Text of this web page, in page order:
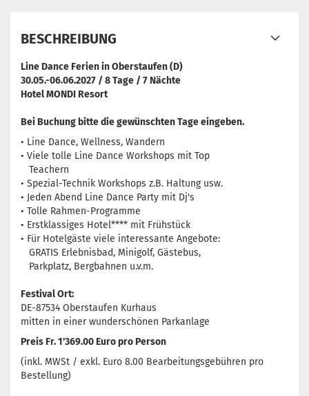
BESCHREIBUNG
Line Dance Ferien in Oberstaufen (D)
30.05.-06.06.2027 / 8 Tage / 7 Nächte
Hotel MONDI Resort
Bei Buchung bitte die gewünschten Tage eingeben.
• Line Dance, Wellness, Wandern
• Viele tolle Line Dance Workshops mit Top
Teachern
• Spezial-Technik Workshops z.B. Haltung usw.
• Jeden Abend Line Dance Party mit Dj's
• Tolle Rahmen-Programme
• Erstklassiges Hotel**** mit Frühstück
• Für Hotelgäste viele interessante Angebote:
GRATIS Erlebnisbad, Minigolf, Gästebus,
Parkplatz, Bergbahnen u.v.m.
Festival Ort:
DE-87534 Oberstaufen Kurhaus
mitten in einer wunderschönen Parkanlage
Preis Fr. 1'369.00 Euro pro Person
(inkl. MWSt / exkl. Euro 8.00 Bearbeitungsgebühren pro
Bestellung)